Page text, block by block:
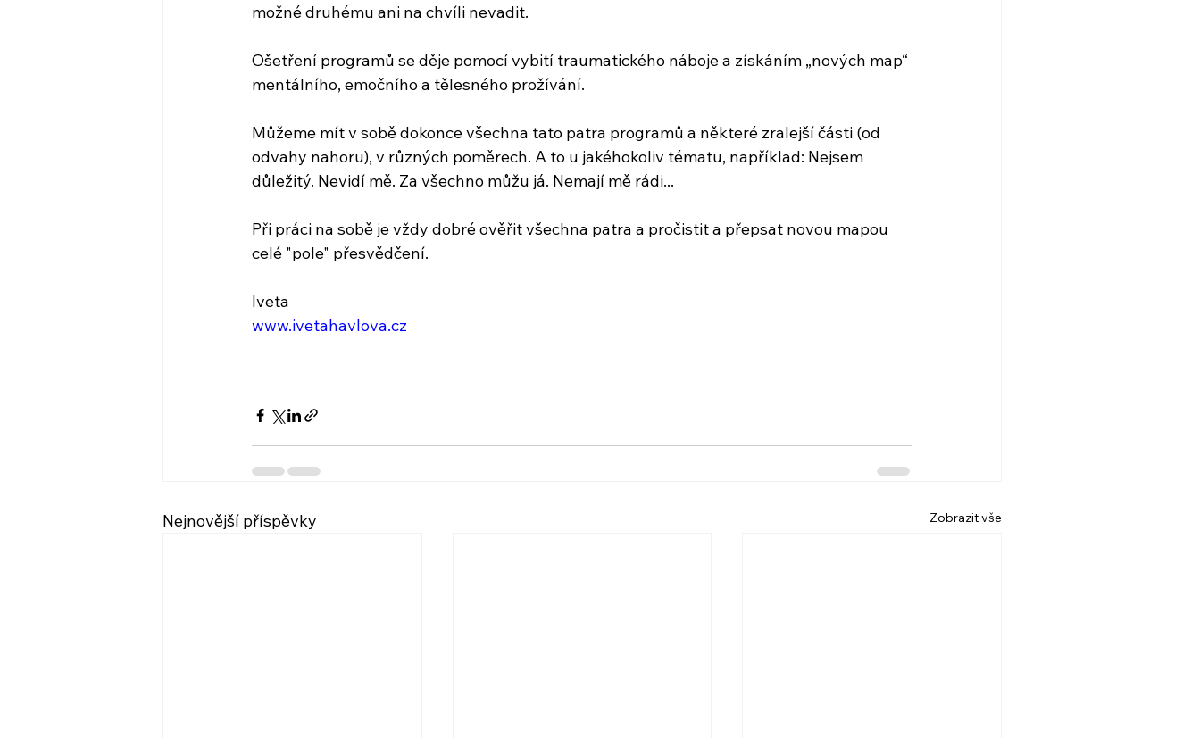
možné druhému ani na chvíli nevadit.
Ošetření programů se děje pomocí vybití traumatického náboje a získáním „nových map“
mentálního, emočního a tělesného prožívání.
Můžeme mít v sobě dokonce všechna tato patra programů a některé zralejší části (od
odvahy nahoru), v různých poměrech. A to u jakéhokoliv tématu, například: Nejsem
důležitý. Nevidí mě. Za všechno můžu já. Nemají mě rádi...
Při práci na sobě je vždy dobré ověřit všechna patra a pročistit a přepsat novou mapou
celé "pole" přesvědčení.
Iveta
www.ivetahavlova.cz
Nejnovější příspěvky Zobrazit vše